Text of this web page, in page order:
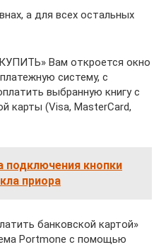
а для всех остальных
Вам откроется окно
систему, с
выбранную книгу с
карты (Visa, MasterCard,
подключения кнопки
приора
банковской картой»
Portmone с помощью